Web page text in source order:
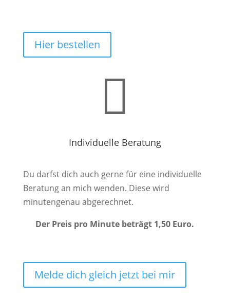
Hier bestellen

Individuelle Beratung
Du darfst dich auch gerne für eine individuelle
Beratung an mich wenden. Diese wird
minutengenau abgerechnet.
Der Preis pro Minute beträgt 1,50 Euro.
Melde dich gleich jetzt bei mir